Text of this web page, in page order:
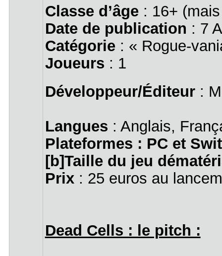
Classe d’âge: 16+ (mais
Date de publication : 7
Catégorie: « Rogue-
Joueurs : 1
Développeur/Éditeur:
Langues : Anglais,
Plateformes : PC et
[b]Taille du jeu
Prix: 25 euros au
Dead Cells : le pitch :